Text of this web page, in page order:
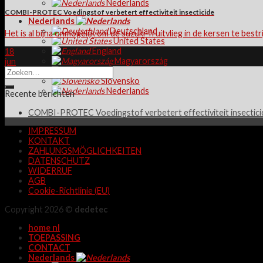
Nederlands
Nederlands
Deutschland
United States
England
Magyarország
Slovensko
Nederlands
COMBI-PROTEC Voedingstof verbetert effectiviteit insecticide
Het is al bijna onmogelijk om de suzuki-fruitvlieg in de kersen te
18
jun
Recente berichten
COMBI-PROTEC Voedingstof verbetert effectiviteit
IMPRESSUM
KONTAKT
ZAHLUNGSMÖGLICHKEITEN
DATENSCHUTZ
WIDERRUF
AGB
Cookie-Richtlinie (EU)
Copyright 2026 © dedetec
home nl
TOEPASSING
CONTACT
Nederlands